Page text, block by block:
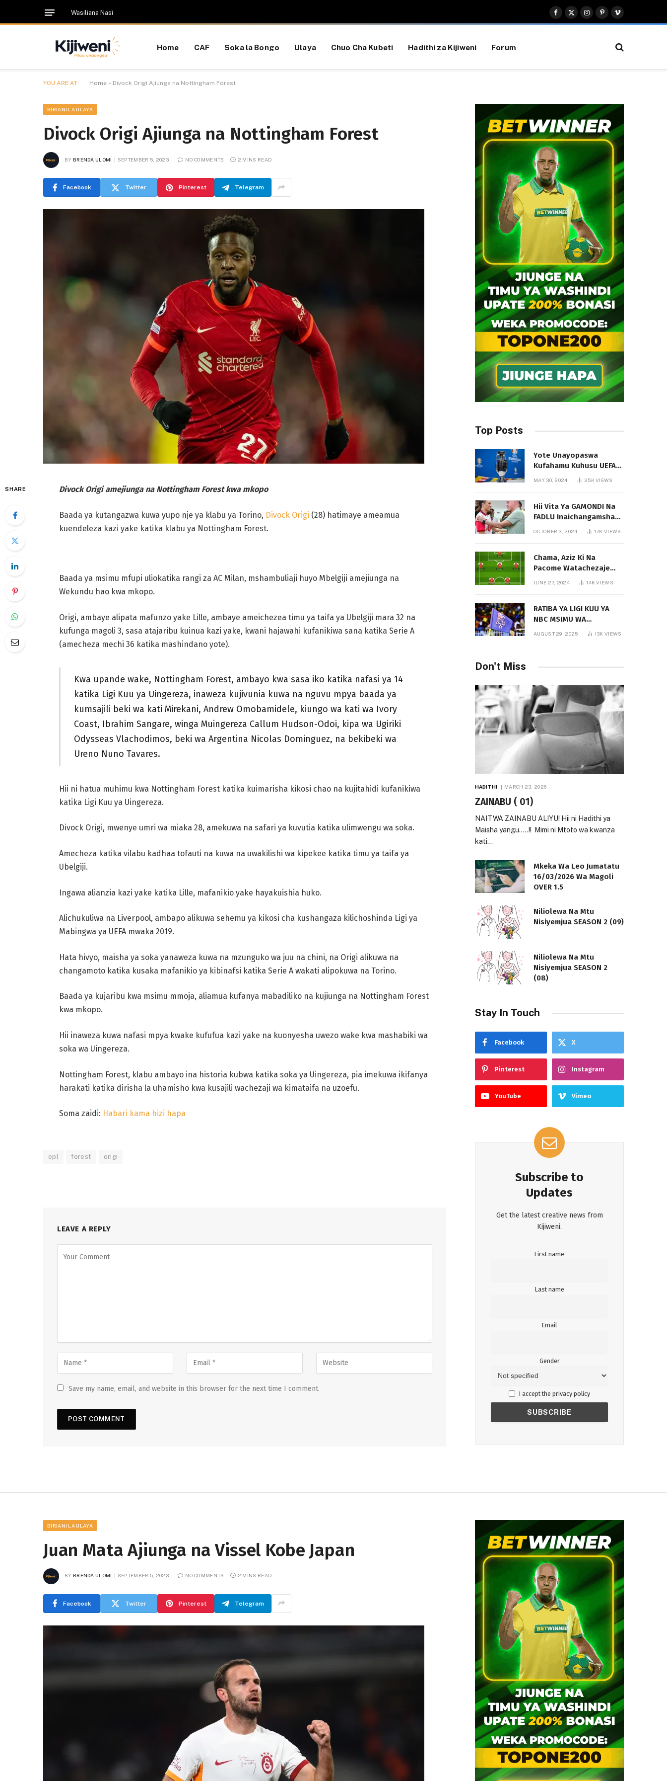
Wasiliana Nasi
Facebook
X
(Twitter)
Instagram
Pinterest
Vimeo
Home CAF Soka la Bongo Ulaya Chuo Cha Kubeti Hadithi za Kijiweni Forum
YOU ARE AT: Home » Divock Origi Ajiunga na Nottingham Forest
BIRIANI LA ULAYA
Divock Origi Ajiunga na Nottingham Forest
BY BRENDA ULOMI SEPTEMBER 5, 2023 NO COMMENTS 2 MINS READ
Facebook Twitter Pinterest Telegram
SHARE Divock Origi amejiunga na Nottingham Forest kwa mkopo
Baada ya kutangazwa kuwa yupo nje ya klabu ya Torino, Divock Origi (28) hatimaye ameamua
kuendeleza kazi yake katika klabu ya Nottingham Forest.
Baada ya msimu mfupi uliokatika rangi za AC Milan, mshambuliaji huyo Mbelgiji amejiunga na
Wekundu hao kwa mkopo.
Origi, ambaye alipata mafunzo yake Lille, ambaye ameichezea timu ya taifa ya Ubelgiji mara 32 na
kufunga magoli 3, sasa atajaribu kuinua kazi yake, kwani hajawahi kufanikiwa sana katika Serie A
(amecheza mechi 36 katika mashindano yote).
Kwa upande wake, Nottingham Forest, ambayo kwa sasa iko katika nafasi ya 14
katika Ligi Kuu ya Uingereza, inaweza kujivunia kuwa na nguvu mpya baada ya
kumsajili beki wa kati Mirekani, Andrew Omobamidele, kiungo wa kati wa Ivory
Coast, Ibrahim Sangare, winga Muingereza Callum Hudson-Odoi, kipa wa Ugiriki
Odysseas Vlachodimos, beki wa Argentina Nicolas Dominguez, na bekibeki wa
Ureno Nuno Tavares.
Hii ni hatua muhimu kwa Nottingham Forest katika kuimarisha kikosi chao na kujitahidi kufanikiwa
katika Ligi Kuu ya Uingereza.
Divock Origi, mwenye umri wa miaka 28, amekuwa na safari ya kuvutia katika ulimwengu wa soka.
Amecheza katika vilabu kadhaa tofauti na kuwa na uwakilishi wa kipekee katika timu ya taifa ya
Ubelgiji.
Ingawa alianzia kazi yake katika Lille, mafanikio yake hayakuishia huko.
Alichukuliwa na Liverpool, ambapo alikuwa sehemu ya kikosi cha kushangaza kilichoshinda Ligi ya
Mabingwa ya UEFA mwaka 2019.
Hata hivyo, maisha ya soka yanaweza kuwa na mzunguko wa juu na chini, na Origi alikuwa na
changamoto katika kusaka mafanikio ya kibinafsi katika Serie A wakati alipokuwa na Torino.
Baada ya kujaribu kwa msimu mmoja, aliamua kufanya mabadiliko na kujiunga na Nottingham Forest
kwa mkopo.
Hii inaweza kuwa nafasi mpya kwake kufufua kazi yake na kuonyesha uwezo wake kwa mashabiki wa
soka wa Uingereza.
Nottingham Forest, klabu ambayo ina historia kubwa katika soka ya Uingereza, pia imekuwa ikifanya
harakati katika dirisha la uhamisho kwa kusajili wachezaji wa kimataifa na uzoefu.
Soma zaidi: Habari kama hizi hapa
epl forest origi
LEAVE A REPLY
Save my name, email, and website in this browser for the next time I comment.
Top Posts
Yote Unayopaswa
Kufahamu Kuhusu UEFA
EURO 2024 German
MAY 30, 2024 25KVIEWS
Hii Vita Ya GAMONDI Na
FADLU Inaichangamsha
OCTOBER 3, 2024 17KVIEWS
Chama, Aziz Ki Na
Pacome Watachezaje
JUNE 27, 2024 14KVIEWS
RATIBA YA LIGI KUU YA
NBC MSIMU WA
AUGUST 29, 2025 13KVIEWS
Don't Miss
HADITHI MARCH 23, 2026
ZAINABU ( 01)
NAITWA ZAINABU ALIYU! Hii ni Hadithi ya
Maisha yangu…..!! Mimi ni Mtoto wa kwanza
kati…
Mkeka Wa Leo Jumatatu
16/03/2026 Wa Magoli
OVER 1.5
Niliolewa Na Mtu
Nisiyemjua SEASON 2 (09)
Niliolewa Na Mtu
Nisiyemjua SEASON 2
(08)
Stay In Touch
Facebook X
Pinterest Instagram
YouTube Vimeo
Subscribe to
Updates
Get the latest creative news from
Kijiweni.
First name
Last name
Email
Gender
I accept the privacy policy
BIRIANI LA ULAYA
Juan Mata Ajiunga na Vissel Kobe Japan
BY BRENDA ULOMI SEPTEMBER 5, 2023 NO COMMENTS 2 MINS READ
Facebook Twitter Pinterest Telegram